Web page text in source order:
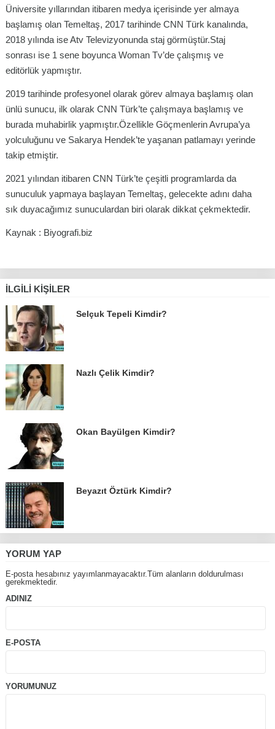
Üniversite yıllarından itibaren medya içerisinde yer almaya
başlamış olan Temeltaş, 2017 tarihinde CNN Türk kanalında,
2018 yılında ise Atv Televizyonunda staj görmüştür.Staj
sonrası ise 1 sene boyunca Woman Tv’de çalışmış ve
editörlük yapmıştır.
2019 tarihinde profesyonel olarak görev almaya başlamış olan
ünlü sunucu, ilk olarak CNN Türk’te çalışmaya başlamış ve
burada muhabirlik yapmıştır.Özellikle Göçmenlerin Avrupa’ya
yolculuğunu ve Sakarya Hendek’te yaşanan patlamayı yerinde
takip etmiştir.
2021 yılından itibaren CNN Türk’te çeşitli programlarda da
sunuculuk yapmaya başlayan Temeltaş, gelecekte adını daha
sık duyacağımız sunuculardan biri olarak dikkat çekmektedir.
Kaynak : Biyografi.biz
İLGILI KIŞILER
Selçuk Tepeli Kimdir?
Nazlı Çelik Kimdir?
Okan Bayülgen Kimdir?
Beyazıt Öztürk Kimdir?
YORUM YAP
E-posta hesabınız yayımlanmayacaktır.Tüm alanların doldurulması
gerekmektedir.
ADINIZ
E-POSTA
YORUMUNUZ